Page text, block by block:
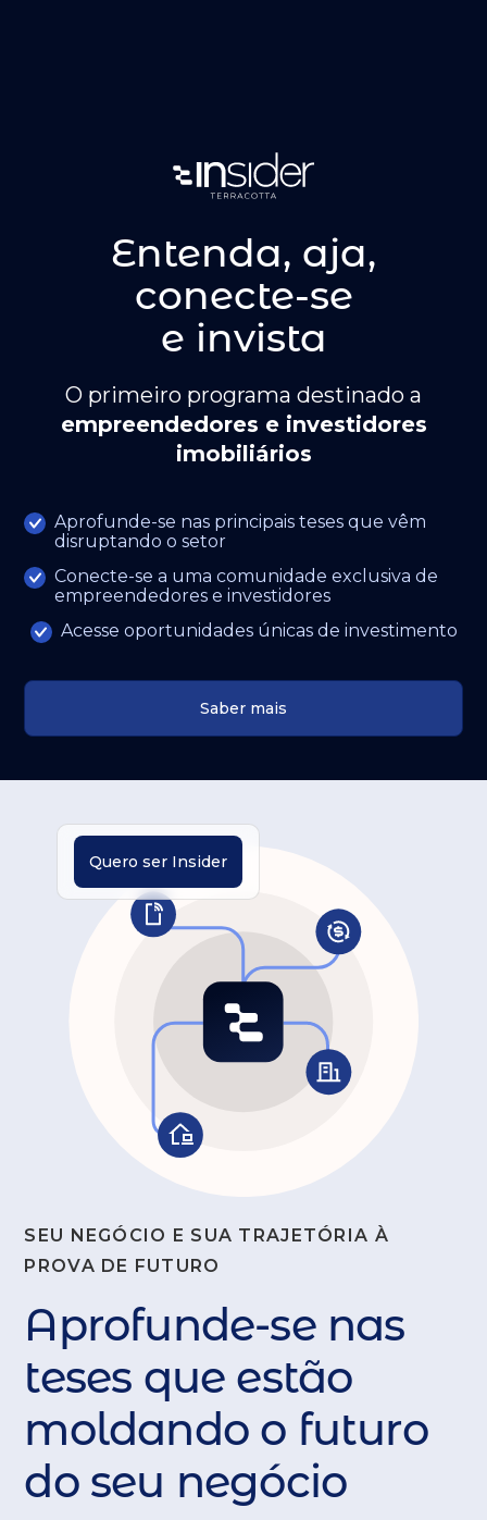
Entenda, aja,
conecte-se
e invista
O primeiro programa destinado a
empreendedores e investidores
imobiliários
Aprofunde-se nas principais teses que vêm
disruptando o setor
Conecte-se a uma comunidade exclusiva de
empreendedores e investidores
Acesse oportunidades únicas de investimento
Saber mais
Quero ser Insider
SEU NEGÓCIO E SUA TRAJETÓRIA À
PROVA DE FUTURO
Aprofunde-se nas
teses que estão
moldando o futuro
do seu negócio